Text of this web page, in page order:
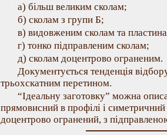
а) більш великим сколам;
б) сколам з групи Б;
в) видовженим сколам та
г) тонко підправленим сколам;
д) сколам доцентрово ограненим.
Документується тенденція
трьохскатним перетином.
“Iдеальну заготовку” можна
прямовисний в профілі і
доцентрово огранений, з